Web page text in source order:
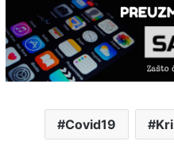
Covid19